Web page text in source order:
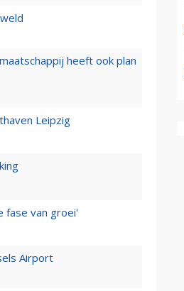
heeft ook plan
Leipzig
fase van groei'
Airport